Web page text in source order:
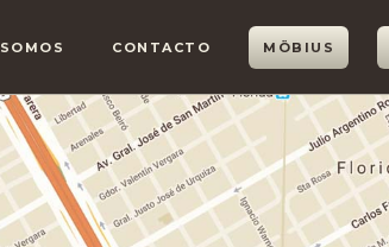
CONTACTO MÖBIUS